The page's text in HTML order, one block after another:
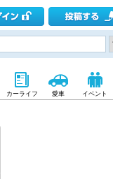
カーライフ 愛車 イベント